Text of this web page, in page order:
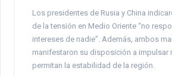
Los presidentes de Rusia y China
de la tensión en Medio Oriente “no
intereses de nadie”. Además, ambos
manifestaron su disposición a impulsar
permitan la estabilidad de la región.